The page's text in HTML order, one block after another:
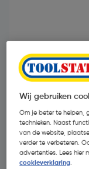
Wij gebruiken
Om je beter te helpen,
technieken. Naast
van de website,
verder te verbeteren.
advertenties. Lees hier
cookieverklaring.